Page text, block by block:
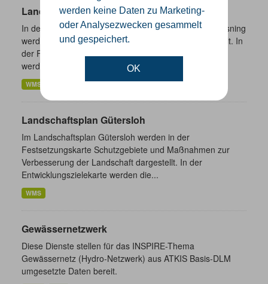
werden keine Daten zu Marketing-
oder Analysezwecken gesammelt
und gespeichert.
OK
Landschaftsplan Osning
In der Entwicklungszielekarte des Landschaftsplans Osning
werden Entwicklungsziele für die Landschaft dargestellt. In
der Festsetzungskarte des Landschaftsplans Osning
werden...
WMS
Landschaftsplan Gütersloh
Im Landschaftsplan Gütersloh werden in der
Festsetzungskarte Schutzgebiete und Maßnahmen zur
Verbesserung der Landschaft dargestellt. In der
Entwicklungszielekarte werden die...
WMS
Gewässernetzwerk
Diese Dienste stellen für das INSPIRE-Thema
Gewässernetz (Hydro-Netzwerk) aus ATKIS Basis-DLM
umgesetzte Daten bereit.